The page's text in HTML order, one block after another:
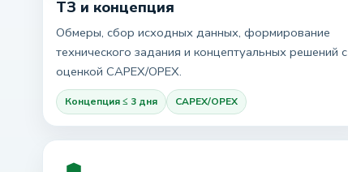
ТЗ и концепция
Обмеры, сбор исходных данных, формирование
технического задания и концептуальных решений с
оценкой CAPEX/OPEX.
Концепция ≤ 3 дня CAPEX/OPEX